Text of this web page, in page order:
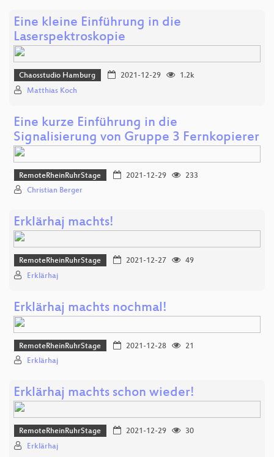
Eine kleine Einführung in die
Laserspektroskopie
Chaosstudio Hamburg 2021-12-29
1.2k
Matthias Koch
Eine kurze Einführung in die
Signalisierung von Gruppe 3 Fernkopierer
RemoteRheinRuhrStage 2021-12-29
233
Christian Berger
Erklärhaj machts!
RemoteRheinRuhrStage 2021-12-27
49
Erklärhaj
Erklärhaj machts nochmal!
RemoteRheinRuhrStage 2021-12-28
21
Erklärhaj
Erklärhaj machts schon wieder!
RemoteRheinRuhrStage 2021-12-29
30
Erklärhaj